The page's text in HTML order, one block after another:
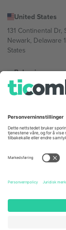
United States
131 Continental Dr,
Newark, Delaware
States
Bulgaria
Regus Sofia City
Totleben 53-55,
Mexico
Av Chapultepec
Norte,
Ciudad de México,
sted, begivenhet
2026 Ticombo.